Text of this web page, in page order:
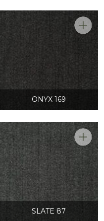
ONYX 169
SLATE 87